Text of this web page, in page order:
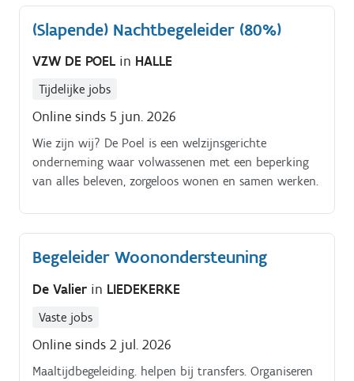
herstelgerichte en gemoedelijke sfeer. Als begeleider
nodig je de bezoekers uit om deel te nemen aan de
en faciliteren van activiteiten in samenspraak met
het team en de bezoeker Je neemt deel aan de
maakt deel uit van een multidisciplinair team en
neemt een aantal administratieve taken op.
(Slapende) Nachtbegeleider (80%)
VZW DE POEL in HALLE
Tijdelijke jobs
Online sinds 5 jun. 2026
Wie zijn wij? De Poel is een welzijnsgerichte
onderneming waar volwassenen met een beperking
van alles beleven, zorgeloos wonen en samen werken.
Begeleider Woonondersteuning
De Valier in LIEDEKERKE
Vaste jobs
Online sinds 2 jul. 2026
Maaltijdbegeleiding. helpen bij transfers. Organiseren